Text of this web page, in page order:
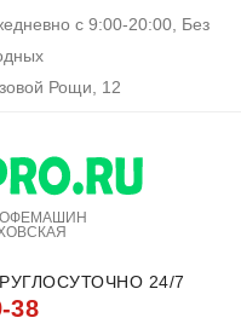
с 9:00-20:00, Без
Рощи, 12
24/7
38